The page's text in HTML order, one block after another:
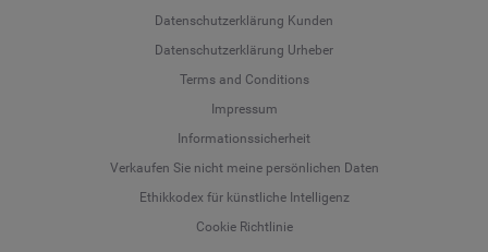
Datenschutzerklärung Kunden
Datenschutzerklärung Urheber
Terms and Conditions
Impressum
Informationssicherheit
Verkaufen Sie nicht meine persönlichen Daten
Ethikkodex für künstliche Intelligenz
Cookie Richtlinie
Deutsch
English